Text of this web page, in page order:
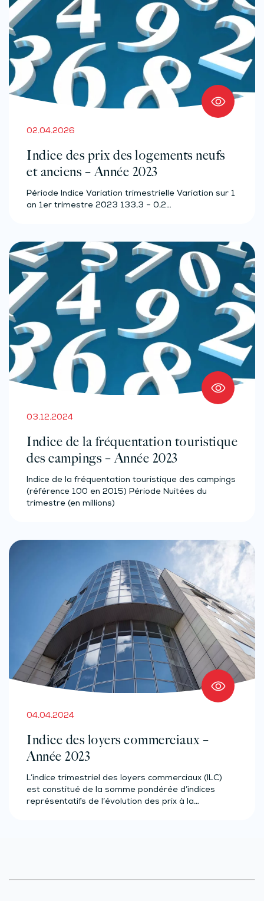
02.04.2026
Indice des prix des logements neufs
et anciens – Année 2023
Période Indice Variation trimestrielle Variation sur 1
an 1er trimestre 2023 133,3 – 0,2…
03.12.2024
Indice de la fréquentation touristique
des campings – Année 2023
Indice de la fréquentation touristique des campings
(référence 100 en 2015) Période Nuitées du
trimestre (en millions)
04.04.2024
Indice des loyers commerciaux –
Année 2023
L’indice trimestriel des loyers commerciaux (ILC)
est constitué de la somme pondérée d’indices
représentatifs de l’évolution des prix à la…